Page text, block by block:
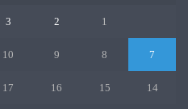
1
2
3
7
8
9
10
14
15
16
17